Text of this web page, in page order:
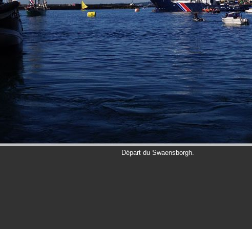
Départ du Swaensborgh.